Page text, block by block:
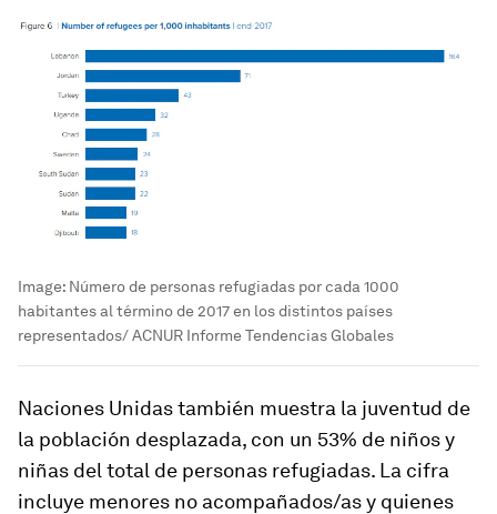
Image: Número de personas refugiadas por cada 1000
habitantes al término de 2017 en los distintos países
representados/ ACNUR Informe Tendencias Globales
Naciones Unidas también muestra la juventud de
la población desplazada, con un 53% de niños y
niñas del total de personas refugiadas. La cifra
incluye menores no acompañados/as y quienes